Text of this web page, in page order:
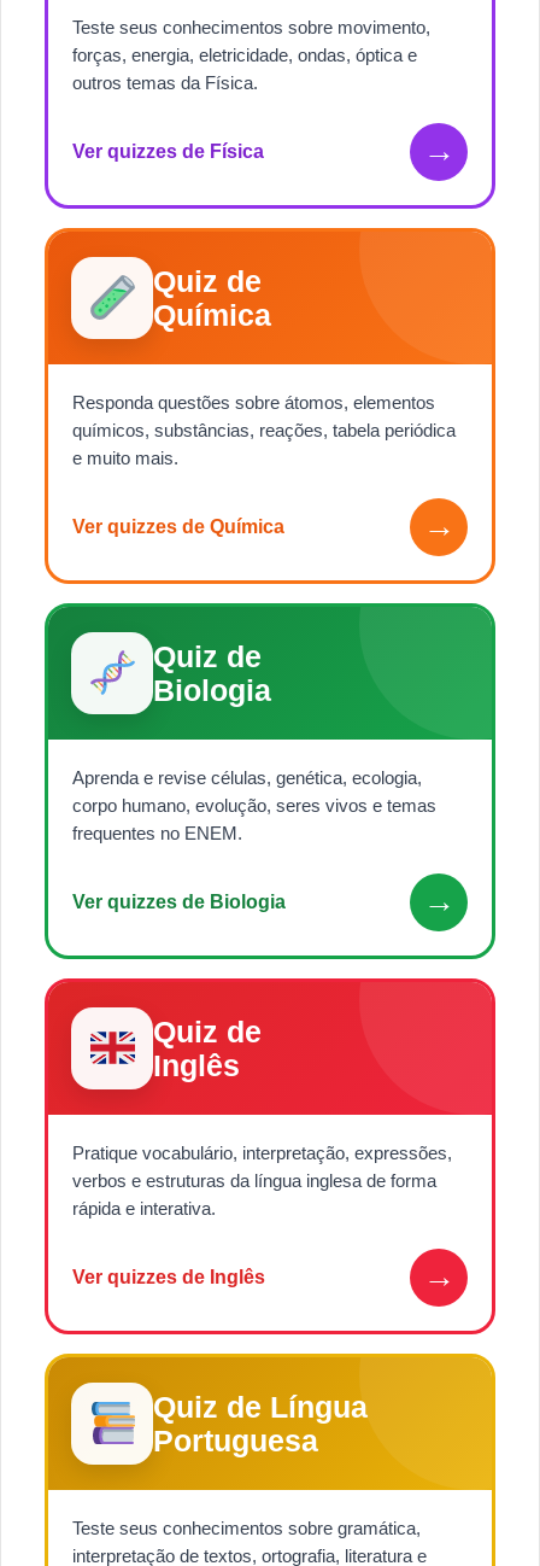
Teste seus conhecimentos sobre movimento,
forças, energia, eletricidade, ondas, óptica e
outros temas da Física.
Ver quizzes de Física →
Quiz de
Química
Responda questões sobre átomos, elementos
químicos, substâncias, reações, tabela periódica
e muito mais.
Ver quizzes de Química →
Quiz de
Biologia
Aprenda e revise células, genética, ecologia,
corpo humano, evolução, seres vivos e temas
frequentes no ENEM.
Ver quizzes de Biologia →
Quiz de
Inglês
Pratique vocabulário, interpretação, expressões,
verbos e estruturas da língua inglesa de forma
rápida e interativa.
Ver quizzes de Inglês →
Quiz de Língua
Portuguesa
Teste seus conhecimentos sobre gramática,
interpretação de textos, ortografia, literatura e